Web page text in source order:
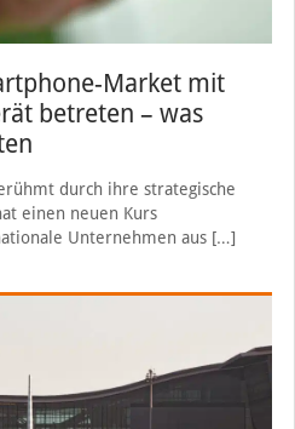
Market mit
betreten – was
durch ihre strategische
einen neuen Kurs
Unternehmen aus[…]